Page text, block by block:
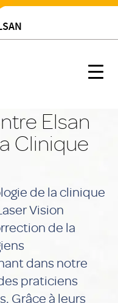
Elsan
Clinique
de la clinique
Vision
de la
dans notre
praticiens
Grâce à leurs